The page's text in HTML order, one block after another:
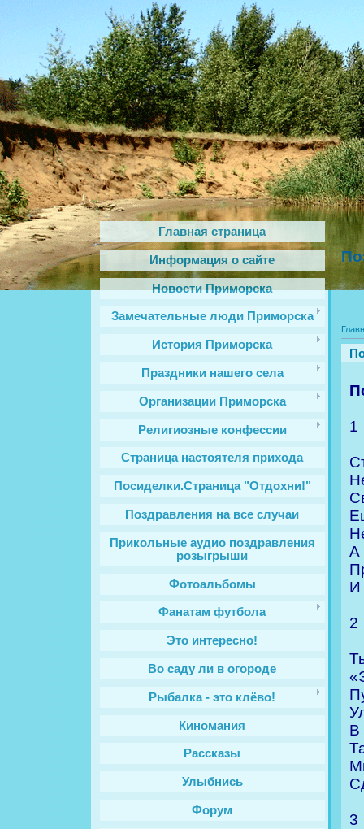
Главная страница
Информация о сайте
Новости Приморска
Замечательные люди Приморска
История Приморска
Праздники нашего села
Организации Приморска
Религиозные конфессии
Cтраница настоятеля прихода
Посиделки.Страница "Отдохни!"
Поздравления на все случаи
Прикольные аудио поздравления
розыгрыши
Фотоальбомы
Фанатам футбола
Это интересно!
Во саду ли в огороде
Рыбалка - это клёво!
Киномания
Рассказы
Улыбнись
Форум
1
А
И
2
В
3